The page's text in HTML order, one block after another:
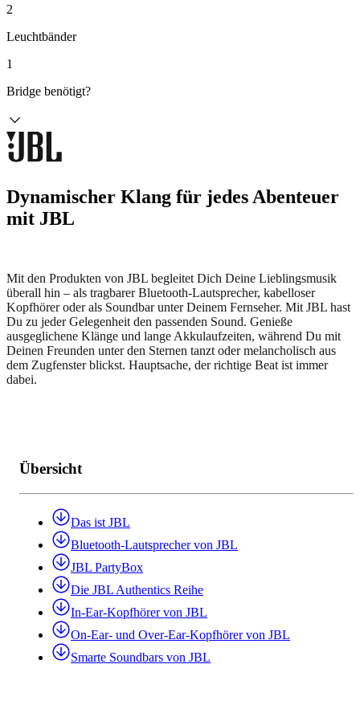
2
Leuchtbänder
1
Bridge benötigt?
Dynamischer Klang für jedes Abenteuer
mit JBL
Mit den Produkten von JBL begleitet Dich Deine Lieblingsmusik
überall hin – als tragbarer Bluetooth-Lautsprecher, kabelloser
Kopfhörer oder als Soundbar unter Deinem Fernseher. Mit JBL hast
Du zu jeder Gelegenheit den passenden Sound. Genieße
ausgeglichene Klänge und lange Akkulaufzeiten, während Du mit
Deinen Freunden unter den Sternen tanzt oder melancholisch aus
dem Zugfenster blickst. Hauptsache, der richtige Beat ist immer
dabei.
Übersicht
Das ist JBL
Bluetooth-Lautsprecher von JBL
JBL PartyBox
Die JBL Authentics Reihe
In-Ear-Kopfhörer von JBL
On-Ear- und Over-Ear-Kopfhörer von JBL
Smarte Soundbars von JBL